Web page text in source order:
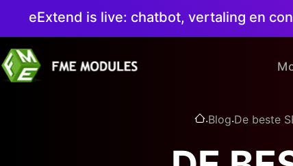
eExtend is live: chatbot, vertaling en
.Blog.De beste